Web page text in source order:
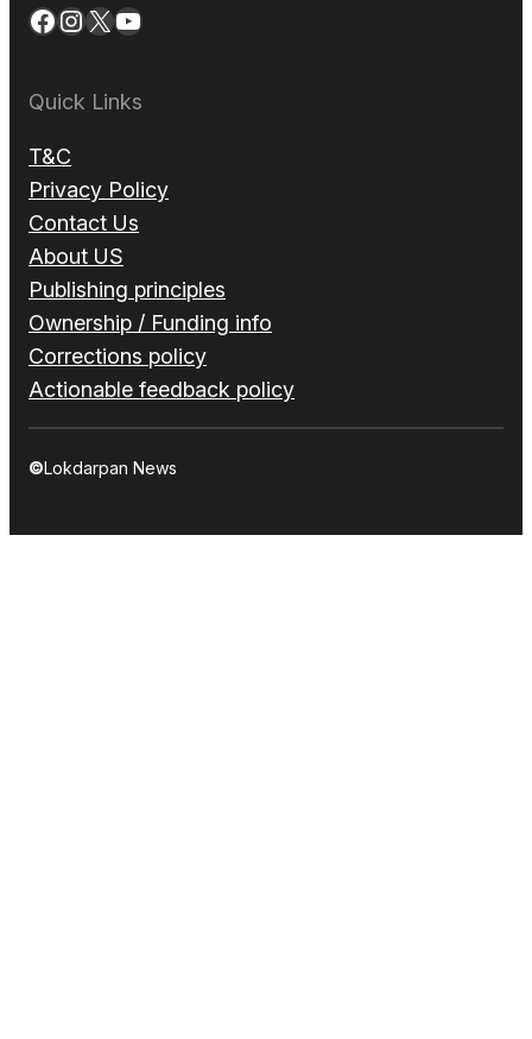
Facebook InstagramX YouTube
Quick Links
T&C
Privacy Policy
Contact Us
About US
Publishing principles
Ownership / Funding info
Corrections policy
Actionable feedback policy
©Lokdarpan News